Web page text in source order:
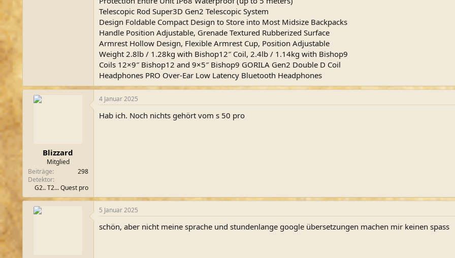
Telescopic Rod Super3D Gen2 Telescopic System
Design Foldable Compact Design to Store into Most Midsize Backpacks
Handle Position Adjustable, Grenade Textured Rubberized Surface
Armrest Hollow Design, Flexible Armrest Cup, Position Adjustable
Weight 2.8lb / 1.28kg with Bishop12″ Coil, 2.4lb / 1.14kg with Bishop9
Coils 12×9″ Bishop12 and 9×5″ Bishop9 GORILA Gen2 Double D Coil
Headphones PRO Over-Ear Low Latency Bluetooth Headphones
Blizzard
Mitglied
Beiträge
298
Detektor
G2.. T2... Quest pro
4 Januar 2025
Hab ich. Noch nichts gehört vom s 50 pro
5 Januar 2025
schön, aber nicht meine sprache und stundenlange google übersetzungen machen mir keinen spass